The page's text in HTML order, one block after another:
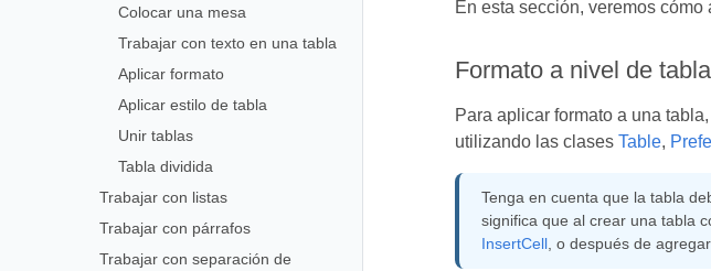
Colocar una mesa
Trabajar con texto en una tabla
Aplicar formato
Aplicar estilo de tabla
Unir tablas
Tabla dividida
Trabajar con listas
Trabajar con párrafos
Trabajar con separación de
En esta sección, veremos
Formato a nivel de tabla
Para aplicar formato a una
utilizando las clases Table,
Tenga en cuenta que la tabla
significa que al crear una tabla
InsertCell, o después de